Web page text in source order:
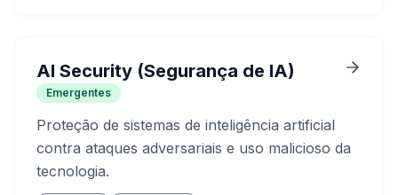
AI Security (Segurança de IA)
Emergentes
Proteção de sistemas de inteligência artificial
contra ataques adversariais e uso malicioso da
tecnologia.